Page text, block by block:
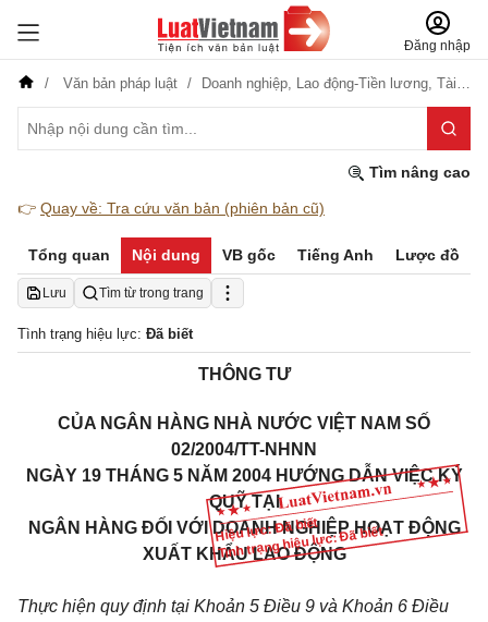
Đăng nhập
Văn bản pháp luật Doanh nghiệp, Lao động-Tiền lương, Tài chính-Ngân hàng
Tìm nâng cao
👉 Quay về: Tra cứu văn bản (phiên bản cũ)
Tổng quan Nội dung VB gốc Tiếng Anh Lược đồ
Lưu Tìm từ trong trang
Tình trạng hiệu lực: Đã biết
Hiệu lực: Đã biết
Tình trạng hiệu lực: Đã biết
THÔNG TƯ
CỦA NGÂN HÀNG NHÀ NƯỚC VIỆT NAM SỐ
02/2004/TT-NHNN
NGÀY 19 THÁNG 5 NĂM 2004 HƯỚNG DẪN VIỆC KÝ
QUỸ TẠI
NGÂN HÀNG ĐỐI VỚI DOANH NGHIỆP HOẠT ĐỘNG
XUẤT KHẨU LAO ĐỘNG
Thực hiện quy định tại Khoản 5 Điều 9 và Khoản 6 Điều